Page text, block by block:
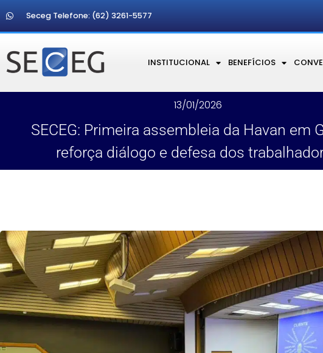
Seceg Telefone: (62) 3261-5577
INSTITUCIONAL BENEFÍCIOS
13/01/2026
SECEG: Primeira assembleia da Havan em
reforça diálogo e defesa dos